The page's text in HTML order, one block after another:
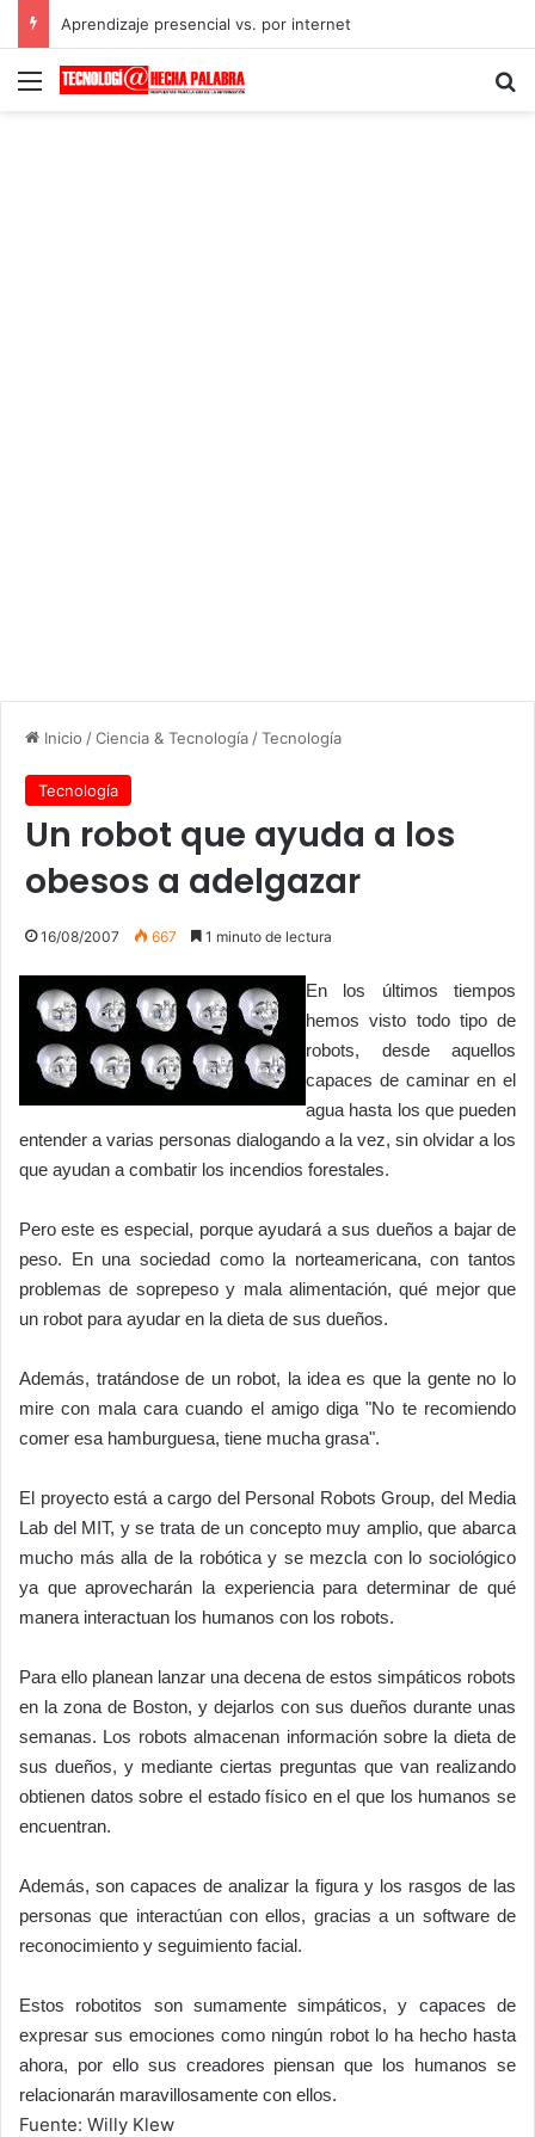
Aprendizaje presencial vs. por internet
Menú
Inicio /Ciencia & Tecnología /Tecnología
Tecnología
Un robot que ayuda a los
obesos a adelgazar
16/08/2007 667 1 minuto de lectura
En los últimos tiempos
hemos visto todo tipo de
robots, desde aquellos
capaces de caminar en el
agua hasta los que pueden
entender a varias personas dialogando a la vez, sin olvidar a los
que ayudan a combatir los incendios forestales.
Pero este es especial, porque ayudará a sus dueños a bajar de
peso. En una sociedad como la norteamericana, con tantos
problemas de soprepeso y mala alimentación, qué mejor que
un robot para ayudar en la dieta de sus dueños.
Además, tratándose de un robot, la idea es que la gente no lo
mire con mala cara cuando el amigo diga "No te recomiendo
comer esa hamburguesa, tiene mucha grasa".
El proyecto está a cargo del Personal Robots Group, del Media
Lab del MIT, y se trata de un concepto muy amplio, que abarca
mucho más alla de la robótica y se mezcla con lo sociológico
ya que aprovecharán la experiencia para determinar de qué
manera interactuan los humanos con los robots.
Para ello planean lanzar una decena de estos simpáticos robots
en la zona de Boston, y dejarlos con sus dueños durante unas
semanas. Los robots almacenan información sobre la dieta de
sus dueños, y mediante ciertas preguntas que van realizando
obtienen datos sobre el estado físico en el que los humanos se
encuentran.
Además, son capaces de analizar la figura y los rasgos de las
personas que interactúan con ellos, gracias a un software de
reconocimiento y seguimiento facial.
Estos robotitos son sumamente simpáticos, y capaces de
expresar sus emociones como ningún robot lo ha hecho hasta
ahora, por ello sus creadores piensan que los humanos se
relacionarán maravillosamente con ellos.
Fuente: Willy Klew